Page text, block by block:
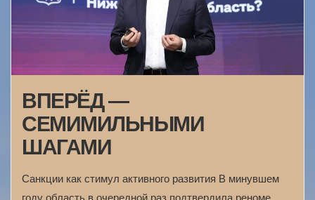
ВПЕРЁД —
СЕМИМИЛЬНЫМИ
ШАГАМИ
Санкции как стимул активного развития В минувшем
году область в очередной раз подтвердила реноме